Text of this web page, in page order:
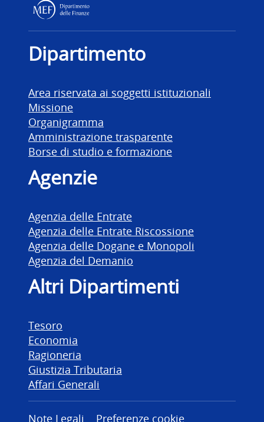
Dipartimento delle
Dipartimento
Area riservata ai soggetti istituzionali
Missione
Organigramma
Amministrazione trasparente
Borse di studio e formazione
Agenzie
Agenzia delle Entrate
Agenzia delle Entrate Riscossione
Agenzia delle Dogane e Monopoli
Agenzia del Demanio
Altri Dipartimenti
Tesoro
Economia
Ragioneria
Giustizia Tributaria
Affari Generali
Note Legali Preferenze cookie